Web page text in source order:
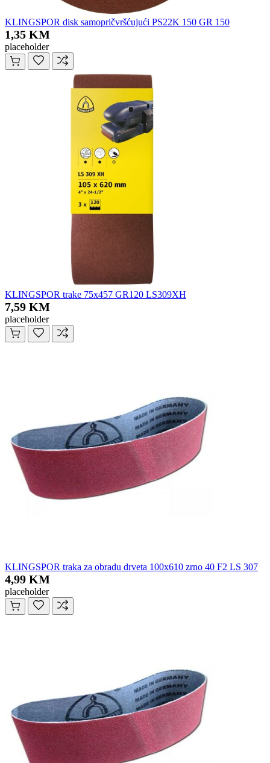
KLINGSPOR disk samopričvršćujući PS22K 150 GR 150
1,35 KM
placeholder
KLINGSPOR trake 75x457 GR120 LS309XH
7,59 KM
placeholder
KLINGSPOR traka za obradu drveta 100x610 zrno 40 F2 LS 307
4,99 KM
placeholder